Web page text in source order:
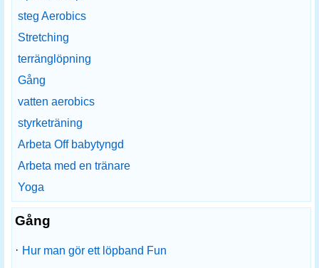
steg Aerobics
Stretching
terränglöpning
Gång
vatten aerobics
styrketräning
Arbeta Off babytyngd
Arbeta med en tränare
Yoga
Gång
· Hur man gör ett löpband Fun